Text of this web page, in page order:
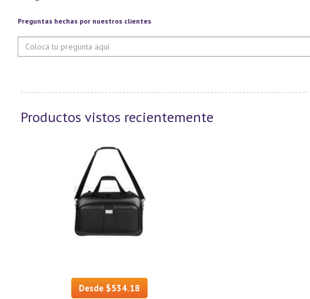
Preguntas hechas por nuestros clientes
Productos vistos recientemente
Desde $534.18